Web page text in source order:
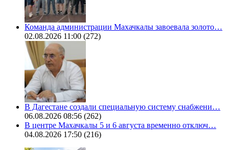
Команда администрации Махачкалы завоевала золото…
02.08.2026 11:00 (272)
В Дагестане создали специальную систему снабжени…
06.08.2026 08:56 (262)
В центре Махачкалы 5 и 6 августа временно отключ…
04.08.2026 17:50 (216)